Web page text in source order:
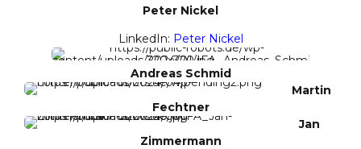
Peter Nickel
LinkedIn: Peter Nickel
Andreas Schmid
Martin
Fechtner
Jan
Zimmermann